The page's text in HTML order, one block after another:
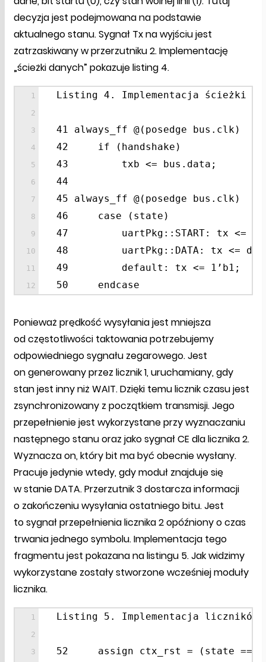
decyzja jest podejmowana na podstawie
aktualnego stanu. Sygnał Tx na wyjściu jest
zatrzaskiwany w przerzutniku 2. Implementację
„ścieżki danych” pokazuje listing 4.
Listing 4. Implementacja ścieżki
41 always_ff @(posedge bus.clk)
42 if (handshake)
43 txb <= bus.data;
44
45 always_ff @(posedge bus.clk)
46 case (state)
47 uartPkg::START: tx <=
48 uartPkg::DATA: tx <=
49 default: tx <= 1’b1;
50 endcase
Ponieważ prędkość wysyłania jest mniejsza
od częstotliwości taktowania potrzebujemy
odpowiedniego sygnału zegarowego. Jest
on generowany przez licznik 1, uruchamiany, gdy
stan jest inny niż WAIT. Dzięki temu licznik czasu jest
zsynchronizowany z początkiem transmisji. Jego
przepełnienie jest wykorzystane przy wyznaczaniu
następnego stanu oraz jako sygnał CE dla licznika 2.
Wyznacza on, który bit ma być obecnie wysłany.
Pracuje jedynie wtedy, gdy moduł znajduje się
w stanie DATA. Przerzutnik 3 dostarcza informacji
o zakończeniu wysyłania ostatniego bitu. Jest
to sygnał przepełnienia licznika 2 opóźniony o czas
trwania jednego symbolu. Implementacja tego
fragmentu jest pokazana na listingu 5. Jak widzimy
wykorzystane zostały stworzone wcześniej moduły
licznika.
Listing 5. Implementacja liczników
52 assign ctx_rst = (state ==